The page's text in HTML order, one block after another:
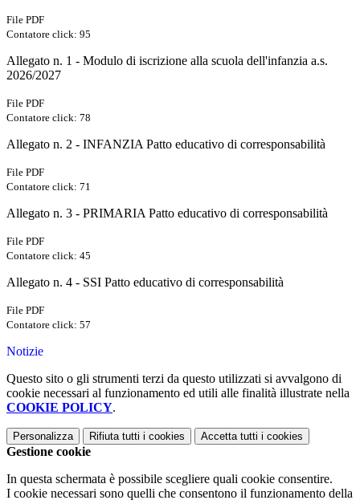
File PDF
Contatore click: 95
Allegato n. 1 - Modulo di iscrizione alla scuola dell'infanzia a.s.
2026/2027
File PDF
Contatore click: 78
Allegato n. 2 - INFANZIA Patto educativo di corresponsabilità
File PDF
Contatore click: 71
Allegato n. 3 - PRIMARIA Patto educativo di corresponsabilità
File PDF
Contatore click: 45
Allegato n. 4 - SSI Patto educativo di corresponsabilità
File PDF
Contatore click: 57
Notizie
Questo sito o gli strumenti terzi da questo utilizzati si avvalgono di
cookie necessari al funzionamento ed utili alle finalità illustrate nella
COOKIE POLICY.
Personalizza Rifiuta tutti i cookies Accetta tutti i cookies
Gestione cookie
In questa schermata è possibile scegliere quali cookie consentire.
I cookie necessari sono quelli che consentono il funzionamento della